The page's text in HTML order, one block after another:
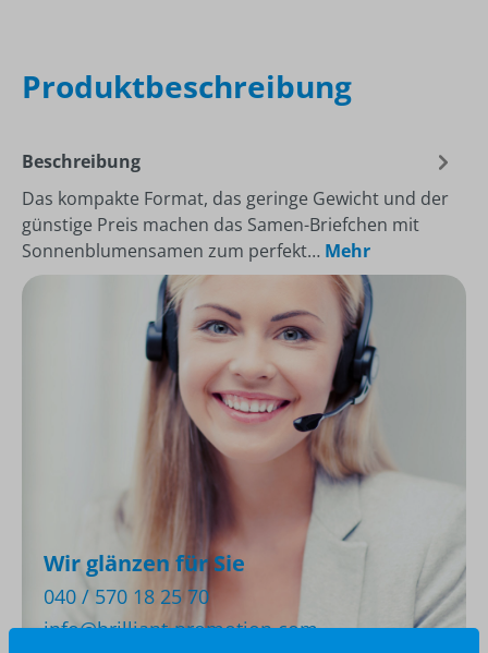
Produktbeschreibung
Beschreibung
Das kompakte Format, das geringe Gewicht und der
günstige Preis machen das Samen-Briefchen mit
Sonnenblumensamen zum perfekt… Mehr
Wir glänzen für Sie
040 / 570 18 25 70
info@brilliant-promotion.com